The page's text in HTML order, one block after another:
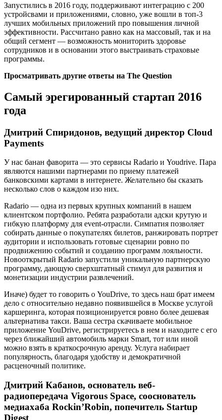
Запустились в 2016 году, поддерживают интеграцию с 200
устройсвами и приложениями, словно, уже вошли в топ-3
лучших мобильных приложений про повышения личной
эффективности. Рассчитано равно как на массовый, так и на
общий сегмент — возможность мониторить здоровье
сотрудников и в основании этого выстраивать страховые
программы.
Просматривать другие ответы на The Question
Самый эрегированный стартап 2016
года
Дмитрий Спиридонов, ведущий директор Cloud
Payments
У нас банан фаворита — это сервисы Radario и Youdrive. Пара
являются нашими партнерами по приему платежей
банковскими картами в интернете. Желательно бы сказать
несколько слов о каждом изо них.
Radario — одна из первых крупных компаний в нашем
клиентском портфолио. Ребята разработали адски крутую и
гибкую платформу для event-отрасли. Симпатия позволяет
собирать данные о покупателях билетов, ранжировать портрет
аудитории и использовать готовые сценарии ровно по
продвижению событий и созданию программ лояльности.
Новооткрытый Radario запустили уникальную партнерскую
программу, дающую сверхштатный стимул для развития и
монетизации индустрии развлечений.
Иначе) будет то говорить о YouDrive, то здесь наш брат имеем
дело с относительно недавно появившейся в Москве услугой
каршеринга, которая позиционируется ровно более дешевая
альтернатива такси. Ваша сестра скачиваете мобильное
приложение YouDrive, регистрируетесь в нем и находите с его
через ближайший автомобиль марки Smart, тот или иной
можно взять в краткосрочную аренду. Услуга набирает
популярность, благодаря удобству и демократичной
расценочный политике.
Дмитрий Кабанов, основатель веб-
радиопередача Vigorous Space, сооснователь
медиахаба Rockin’Robin, попечитель Startup
Digest